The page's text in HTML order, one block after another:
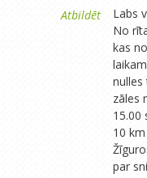
Atbildēt
Labs
No
kas
nulles
zāles
15.00
10
par